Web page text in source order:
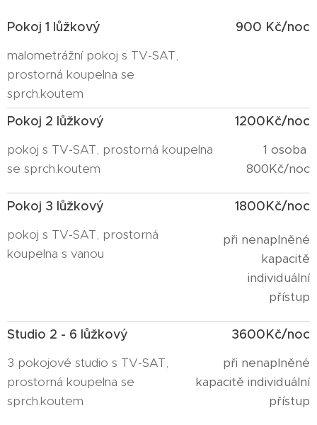
Pokoj 1 lůžkový
malometrážní pokoj s TV-SAT,
prostorná koupelna se
sprch.koutem
900 Kč/noc
Pokoj 2 lůžkový
pokoj s TV-SAT, prostorná koupelna
se sprch.koutem
1200Kč/noc
1 osoba
800Kč/noc
Pokoj 3 lůžkový
pokoj s TV-SAT, prostorná
koupelna s vanou
1800Kč/noc
při nenaplněné
kapacitě
individuální
přístup
Studio 2 - 6 lůžkový
3 pokojové studio s TV-SAT,
prostorná koupelna se
sprch.koutem
3600Kč/noc
při nenaplněné
kapacitě individuální
přístup